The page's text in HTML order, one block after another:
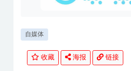
自媒体
收藏 海报 链接